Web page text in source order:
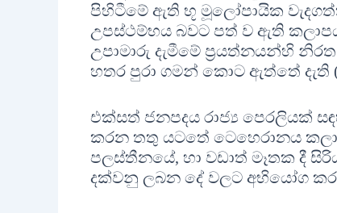
පිහිටීමේ ඇති භූ මූලෝපායික
උපස්ථම්භය බවට පත් ව ඇති
උපාමාරු දැමීමේ ප‍්‍රයත්නයන්හි
හතර පුරා ගමන් කොට ඇත්තේ දැති
එක්සත් ජනපදය රාජ්‍ය පෙරලියක්
කරන තතු යටතේ ටෙහෙරානය
පලස්තීනයේ, හා වඩාත් මෑතක දී
දක්වනු ලබන දේ වලට අභියෝග